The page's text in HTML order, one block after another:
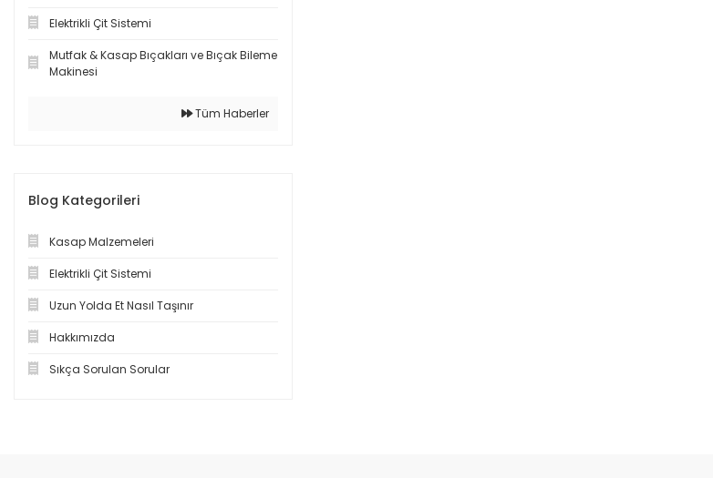
Elektrikli Çit Sistemi
Mutfak & Kasap Bıçakları ve Bıçak Bileme
Makinesi
Tüm Haberler
Blog Kategorileri
Kasap Malzemeleri
Elektrikli Çit Sistemi
Uzun Yolda Et Nasıl Taşınır
Hakkımızda
Sıkça Sorulan Sorular